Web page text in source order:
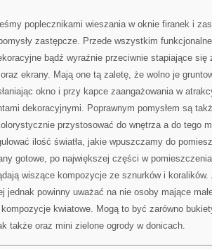
poplecznikami wieszania w oknie firanek i
zastępcze. Przede wszystkim
bądź wyraźnie przeciwnie stapiające
ekrany. Mają one tą zaletę, że wolno je
okno i przy kapce zaangażowania w
dekoracyjnymi. Poprawnym pomysłem są
przystosować do wnętrza a do tego
ilość światła, jakie wpuszczamy do
gotowe, po największej części w
wiszące kompozycje ze sznurków i koralików.
jednak powinny uważać na nie osoby mające
kwiatowe. Mogą to być zarówno
także oraz mini zielone ogrody w donicach.